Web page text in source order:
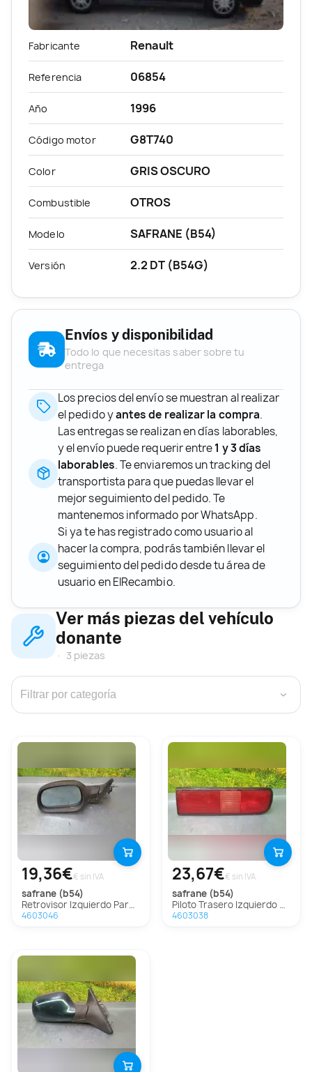
Fabricante Renault
Referencia 06854
Año 1996
Código motor G8T740
Color GRIS OSCURO
Combustible OTROS
Modelo SAFRANE (B54)
Versión 2.2 DT (B54G)
Envíos y disponibilidad
Todo lo que necesitas saber sobre tu
entrega
Los precios del envío se muestran al realizar
el pedido yantes de realizar la compra.
Las entregas se realizan en días laborables,
y el envío puede requerir entre1 y 3 días
laborables. Te enviaremos un tracking del
transportista para que puedas llevar el
mejor seguimiento del pedido. Te
mantenemos informado por WhatsApp.
Si ya te has registrado como usuario al
hacer la compra, podrás también llevar el
seguimiento del pedido desde tu área de
usuario en ElRecambio.
Ver más piezas del vehículo
donante
3 piezas
›
19,36€€ sin IVA
safrane (b54)
Retrovisor Izquierdo Para Renault Safrane
4603046
23,67€€ sin IVA
safrane (b54)
Piloto Trasero Izquierdo Para Renault Safrane
4603038